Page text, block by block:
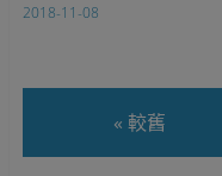
2018-11-08
« 較舊